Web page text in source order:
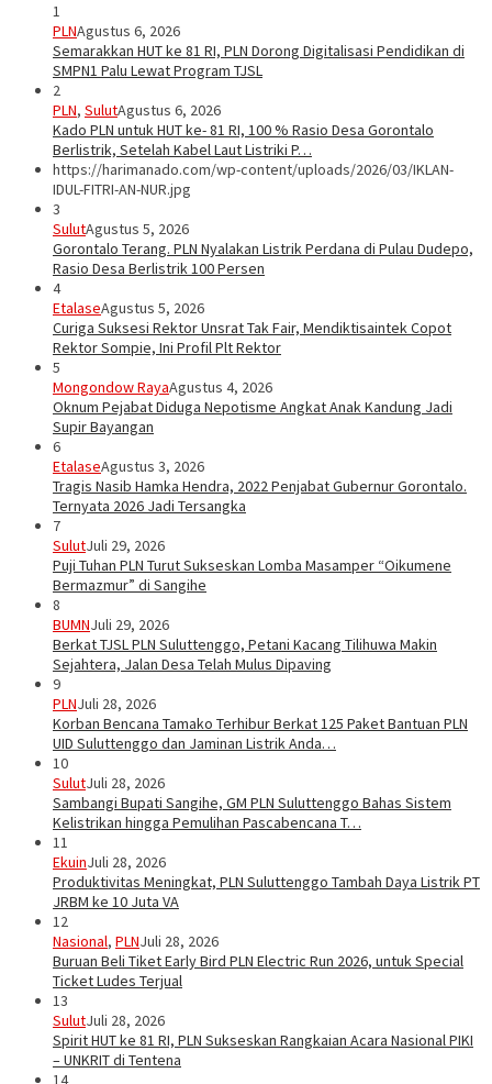
1
PLNAgustus 6, 2026
Semarakkan HUT ke 81 RI, PLN Dorong Digitalisasi Pendidikan di
SMPN1 Palu Lewat Program TJSL
2
PLN, SulutAgustus 6, 2026
Kado PLN untuk HUT ke- 81 RI, 100 % Rasio Desa Gorontalo
Berlistrik, Setelah Kabel Laut Listriki P…
https://harimanado.com/wp-content/uploads/2026/03/IKLAN-
IDUL-FITRI-AN-NUR.jpg
3
SulutAgustus 5, 2026
Gorontalo Terang. PLN Nyalakan Listrik Perdana di Pulau Dudepo,
Rasio Desa Berlistrik 100 Persen
4
EtalaseAgustus 5, 2026
Curiga Suksesi Rektor Unsrat Tak Fair, Mendiktisaintek Copot
Rektor Sompie, Ini Profil Plt Rektor
5
Mongondow RayaAgustus 4, 2026
Oknum Pejabat Diduga Nepotisme Angkat Anak Kandung Jadi
Supir Bayangan
6
EtalaseAgustus 3, 2026
Tragis Nasib Hamka Hendra, 2022 Penjabat Gubernur Gorontalo.
Ternyata 2026 Jadi Tersangka
7
SulutJuli 29, 2026
Puji Tuhan PLN Turut Sukseskan Lomba Masamper “Oikumene
Bermazmur” di Sangihe
8
BUMNJuli 29, 2026
Berkat TJSL PLN Suluttenggo, Petani Kacang Tilihuwa Makin
Sejahtera, Jalan Desa Telah Mulus Dipaving
9
PLNJuli 28, 2026
Korban Bencana Tamako Terhibur Berkat 125 Paket Bantuan PLN
UID Suluttenggo dan Jaminan Listrik Anda…
10
SulutJuli 28, 2026
Sambangi Bupati Sangihe, GM PLN Suluttenggo Bahas Sistem
Kelistrikan hingga Pemulihan Pascabencana T…
11
EkuinJuli 28, 2026
Produktivitas Meningkat, PLN Suluttenggo Tambah Daya Listrik PT
JRBM ke 10 Juta VA
12
Nasional, PLNJuli 28, 2026
Buruan Beli Tiket Early Bird PLN Electric Run 2026, untuk Special
Ticket Ludes Terjual
13
SulutJuli 28, 2026
Spirit HUT ke 81 RI, PLN Sukseskan Rangkaian Acara Nasional PIKI
– UNKRIT di Tentena
14